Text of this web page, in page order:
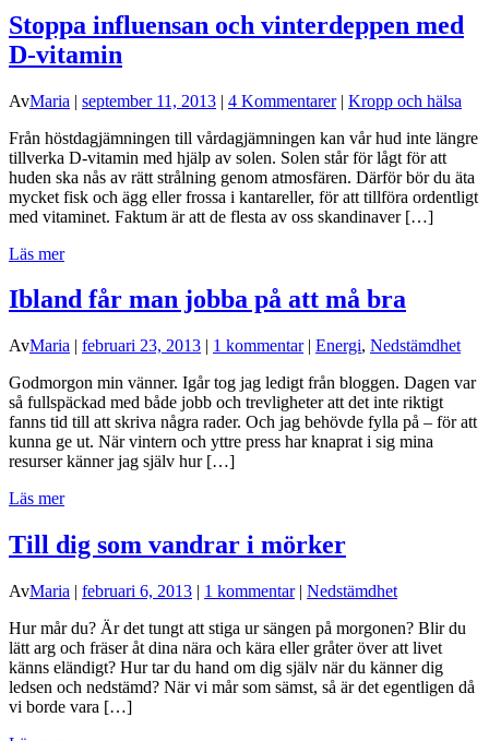
Stoppa influensan och vinterdeppen med
D-vitamin
AvMaria | september 11, 2013 | 4 Kommentarer| Kropp och hälsa
Från höstdagjämningen till vårdagjämningen kan vår hud inte längre
tillverka D-vitamin med hjälp av solen. Solen står för lågt för att
huden ska nås av rätt strålning genom atmosfären. Därför bör du äta
mycket fisk och ägg eller frossa i kantareller, för att tillföra ordentligt
med vitaminet. Faktum är att de flesta av oss skandinaver […]
Läs mer
Ibland får man jobba på att må bra
AvMaria | februari 23, 2013 | 1 kommentar| Energi, Nedstämdhet
Godmorgon min vänner. Igår tog jag ledigt från bloggen. Dagen var
så fullspäckad med både jobb och trevligheter att det inte riktigt
fanns tid till att skriva några rader. Och jag behövde fylla på – för att
kunna ge ut. När vintern och yttre press har knaprat i sig mina
resurser känner jag själv hur […]
Läs mer
Till dig som vandrar i mörker
AvMaria | februari 6, 2013 | 1 kommentar| Nedstämdhet
Hur mår du? Är det tungt att stiga ur sängen på morgonen? Blir du
lätt arg och fräser åt dina nära och kära eller gråter över att livet
känns eländigt? Hur tar du hand om dig själv när du känner dig
ledsen och nedstämd? När vi mår som sämst, så är det egentligen då
vi borde vara […]